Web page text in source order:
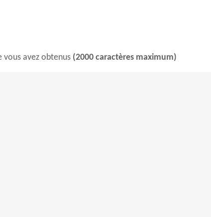
vous avez obtenus (2000 caractères maximum)